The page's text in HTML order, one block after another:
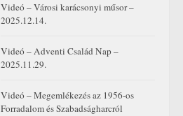
Videó – Városi karácsonyi műsor –
2025.12.14.
Videó – Adventi Család Nap –
2025.11.29.
Videó – Megemlékezés az 1956-os
Forradalom és Szabadságharcról